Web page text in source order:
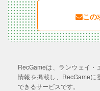
この
RecGameは、ランウェイ・
情報を掲載し、RecGameに
できるサービスです。